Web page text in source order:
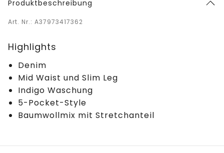
Produktbeschreibung
Art. Nr.: A37973417362
Highlights
Denim
Mid Waist und Slim Leg
Indigo Waschung
5-Pocket-Style
Baumwollmix mit Stretchanteil